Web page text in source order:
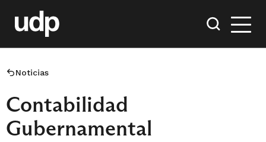
Noticias
Contabilidad
Gubernamental